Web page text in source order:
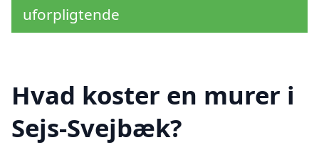
uforpligtende
Hvad koster en murer i
Sejs-Svejbæk?